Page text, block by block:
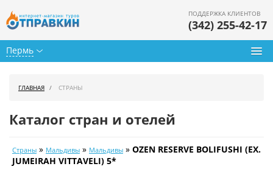
Пермь
ПОДДЕРЖКА КЛИЕНТОВ
(342) 255-42-17
Календарь туров
ГЛАВНАЯ СТРАНЫ
Каталог стран и отелей
Страны » Мальдивы » Мальдивы » OZEN RESERVE BOLIFUSHI (EX.
JUMEIRAH VITTAVELI) 5*